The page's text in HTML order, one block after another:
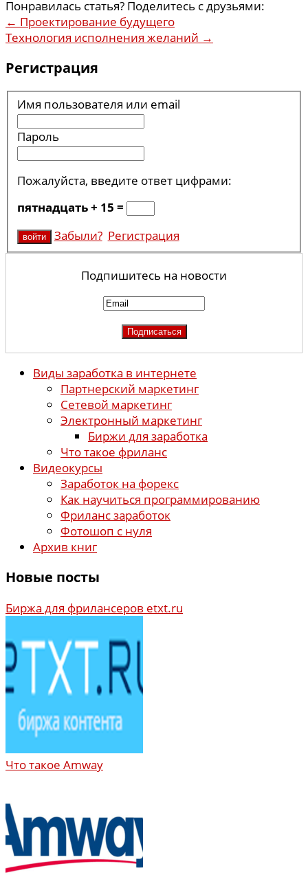
Понравилась статья? Поделитесь с друзьями:
← Проектирование будущего
Технология исполнения желаний →
Регистрация
Имя пользователя или email
Пароль
Пожалуйста, введите ответ цифрами:
пятнадцать + 15 =
Забыли? Регистрация
Подпишитесь на новости
Виды заработка в интернете
Партнерский маркетинг
Сетевой маркетинг
Электронный маркетинг
Биржи для заработка
Что такое фриланс
Видеокурсы
Заработок на форекс
Как научиться программированию
Фриланс заработок
Фотошоп с нуля
Архив книг
Новые посты
Биржа для фрилансеров etxt.ru
Что такое Amway